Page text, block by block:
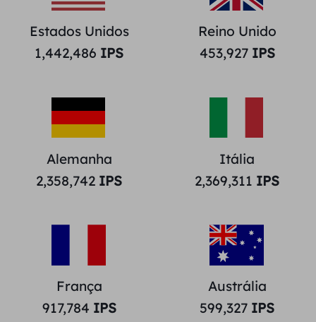
Estados Unidos
1,442,486 IPS
Reino Unido
453,927IPS
Alemanha
2,358,742 IPS
Itália
2,369,311 IPS
França
917,784 IPS
Austrália
599,327 IPS